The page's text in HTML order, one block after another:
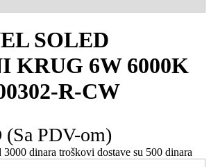
SOLED
KRUG 6W 6000K
R-CW
(Sa PDV-om)
3000 dinara troškovi dostave su 500 dinara